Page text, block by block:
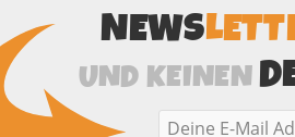
NEWS
UND KEINEN